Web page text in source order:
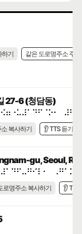
하기
같은 도로명주소 주
27-6 (청담동)
복사하기 👂 TTS 듣기
gu, Seoul,
로명주소 복사하기 👂 TTS